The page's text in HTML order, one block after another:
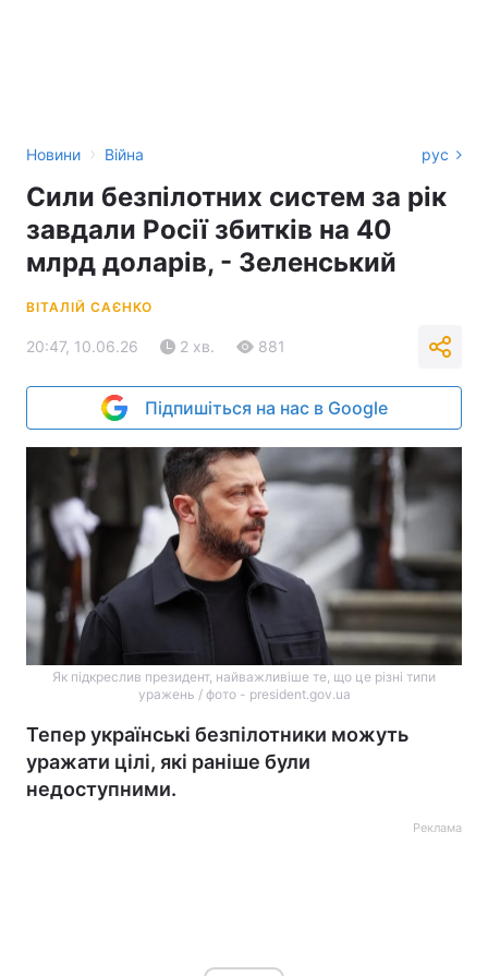
Новини › Війна рус
Сили безпілотних систем за рік
завдали Росії збитків на 40
млрд доларів, - Зеленський
ВІТАЛІЙ САЄНКО
20:47, 10.06.26 2 хв. 881
Підпишіться на нас в Google
Як підкреслив президент, найважливіше те, що це різні типи
уражень / фото - president.gov.ua
Тепер українські безпілотники можуть
уражати цілі, які раніше були
недоступними.
Реклама